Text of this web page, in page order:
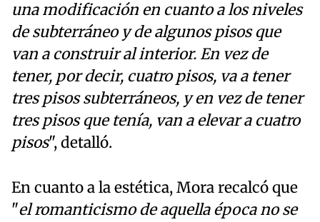
una modificación en cuanto a los niveles
de subterráneo y de algunos pisos que
van a construir al interior. En vez de
tener, por decir, cuatro pisos, va a tener
tres pisos subterráneos, y en vez de tener
tres pisos que tenía, van a elevar a cuatro
pisos", detalló.
En cuanto a la estética, Mora recalcó que
"el romanticismo de aquella época no se